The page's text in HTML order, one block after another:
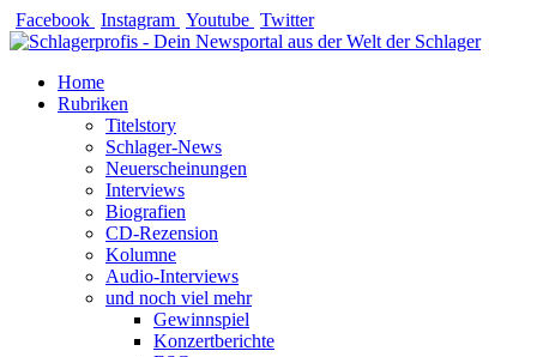
Zum
Inhalt
Facebook Instagram Youtube Twitter
Home
Rubriken
Titelstory
Schlager-News
Neuerscheinungen
Interviews
Biografien
CD-Rezension
Kolumne
Audio-Interviews
und noch viel mehr
Gewinnspiel
Konzertberichte